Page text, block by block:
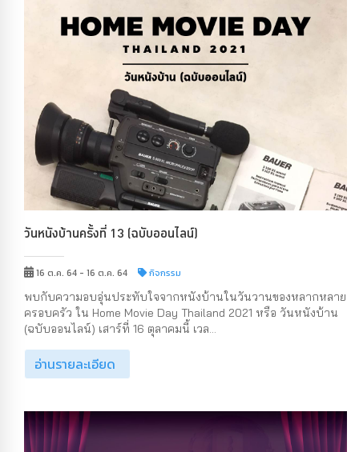
วันหนังบ้านครั้งที่ 13 (ฉบับออนไลน์)
16 ต.ค. 64 - 16 ต.ค. 64 กิจกรรม
พบกับความอบอุ่นประทับใจจากหนังบ้านในวันวานของหลากหลาย
ครอบครัว ใน Home Movie Day Thailand 2021 หรือ วันหนังบ้าน
(ฉบับออนไลน์) เสาร์ที่ 16 ตุลาคมนี้ เวล...
อ่านรายละเอียด